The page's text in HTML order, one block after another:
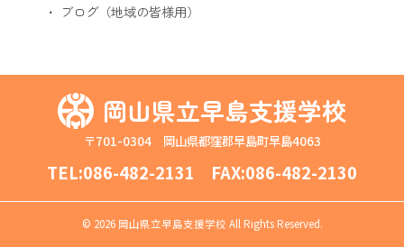
ブログ（地域の皆様用）
岡山県立早島支援学校
〒701-0304 岡山県都窪郡早島町早島4063
TEL:086-482-2131 FAX:086-482-2130
© 2026 岡山県立早島支援学校 All Rights Reserved.